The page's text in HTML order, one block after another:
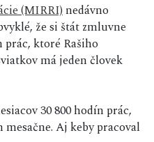
(MIRRI)nedávno
že si štát zmluvne
prác, ktoré Rašiho
má jeden človek
30 800 hodín prác,
Aj keby pracoval